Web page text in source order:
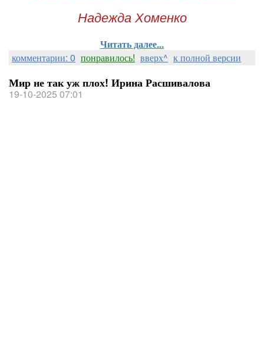
Надежда Хоменко
Читать далее...
комментарии: 0 понравилось! вверх^ к полной версии
Мир не так уж плох! Ирина Расшивалова
19-10-2025 07:01